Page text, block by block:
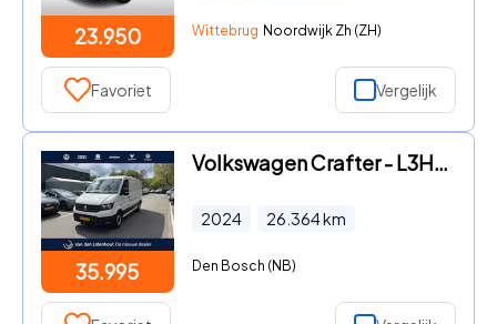
23.950 Wittebrug Noordwijk Zh (ZH)
Favoriet Vergelijk
35.995
Volkswagen Crafter - L3H2 2.0 TDI 140pk 3.5T Highline
2024 26.364km
Den Bosch (NB)